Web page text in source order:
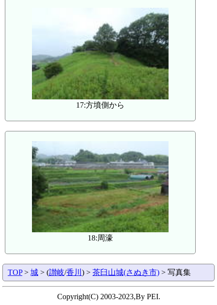
17:方墳側から
18:周濠
TOP> 城 > (讃岐/香川 ) > 茶臼山城(さぬき市) > 写真集
Copyright(C) 2003-2023,By PEI.